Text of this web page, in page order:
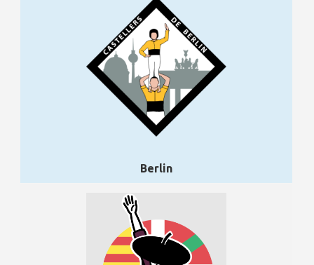
Berlin